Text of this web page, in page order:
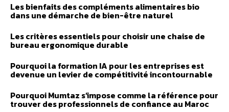
Les bienfaits des compléments alimentaires bio
dans une démarche de bien-être naturel
Les critères essentiels pour choisir une chaise de
bureau ergonomique durable
Pourquoi la formation IA pour les entreprises est
devenue un levier de compétitivité incontournable
Pourquoi Mumtaz s’impose comme la référence pour
trouver des professionnels de confiance au Maroc